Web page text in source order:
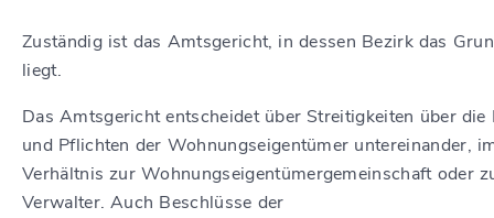
Zuständig ist das Amtsgericht, in dessen Bezirk das
liegt.
Das Amtsgericht entscheidet über Streitigkeiten über die
und Pflichten der Wohnungseigentümer untereinander,
Verhältnis zur Wohnungseigentümergemeinschaft oder
Verwalter. Auch Beschlüsse der